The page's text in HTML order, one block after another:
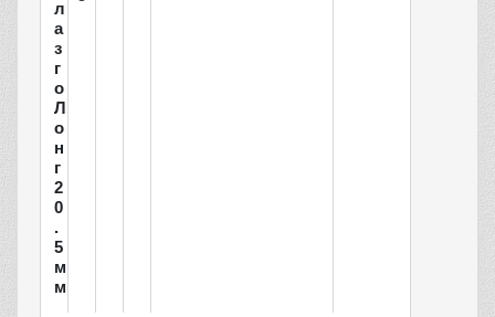
л
а
з
г
о
Л
о
н
г
2
0
.
5
м
м